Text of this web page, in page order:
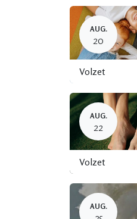
AUG.
20
Volzet
AUG.
22
Volzet
AUG.